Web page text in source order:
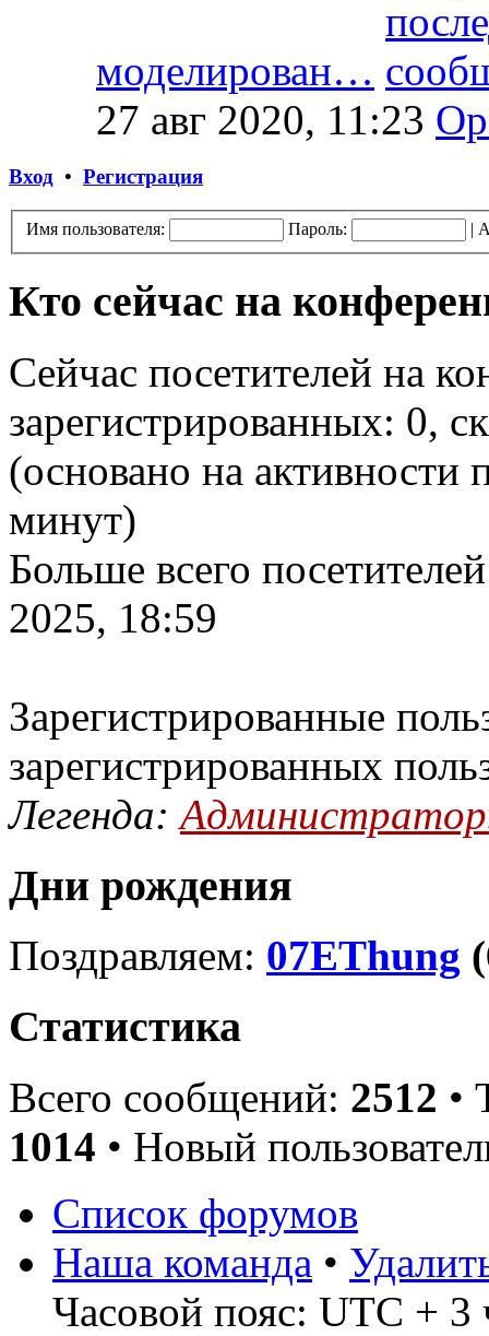
моделирован…
27 авг 2020, 11:23
Вход • Регистрация
Имя пользователя: Пароль: |
Кто сейчас на
Сейчас посетителей на
зарегистрированных: 0,
(основано на активности
минут)
Больше всего
2025, 18:59
Зарегистрированные
зарегистрированных
Легенда:
Дни рождения
Поздравляем: 07EThung
Статистика
Всего сообщений: 2512 •
1014 • Новый
Список форумов
Наша команда •
Часовой пояс: UTC + 3